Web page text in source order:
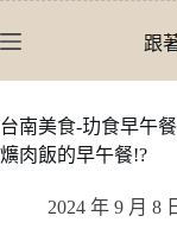
至
內
容
跟
台南美食-玏食早午
爌肉飯的早午餐!?
2024 年 9 月 8